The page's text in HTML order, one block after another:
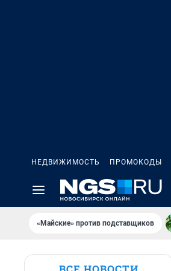
НЕДВИЖИМОСТЬ ПРОМОКОДЫ
«Майские» против подставщиков